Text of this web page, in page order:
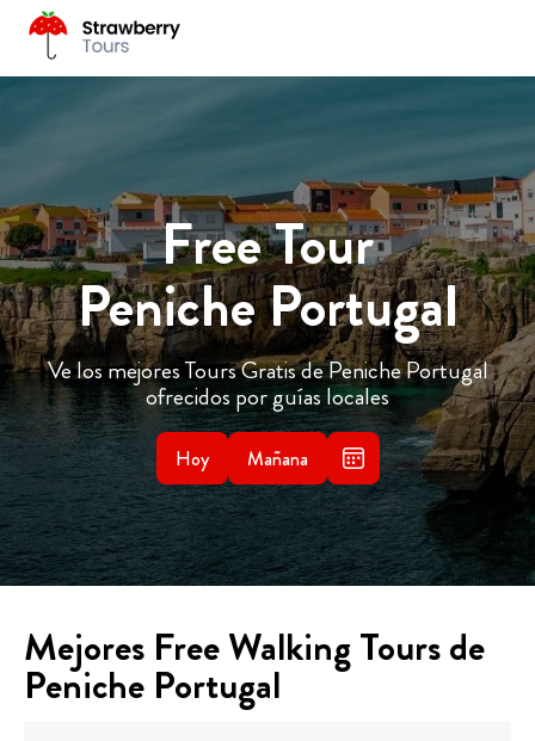
Free Tour
Peniche Portugal
Ve los mejores Tours Gratis de Peniche Portugal
ofrecidos por guías locales
Hoy Mañana
Mejores Free Walking Tours de
Peniche Portugal